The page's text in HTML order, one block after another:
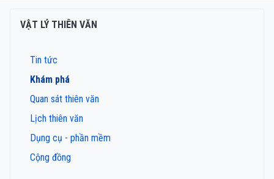
VẬT LÝ THIÊN VĂN
Tin tức
Khám phá
Quan sát thiên văn
Lịch thiên văn
Dụng cụ - phần mềm
Cộng đồng